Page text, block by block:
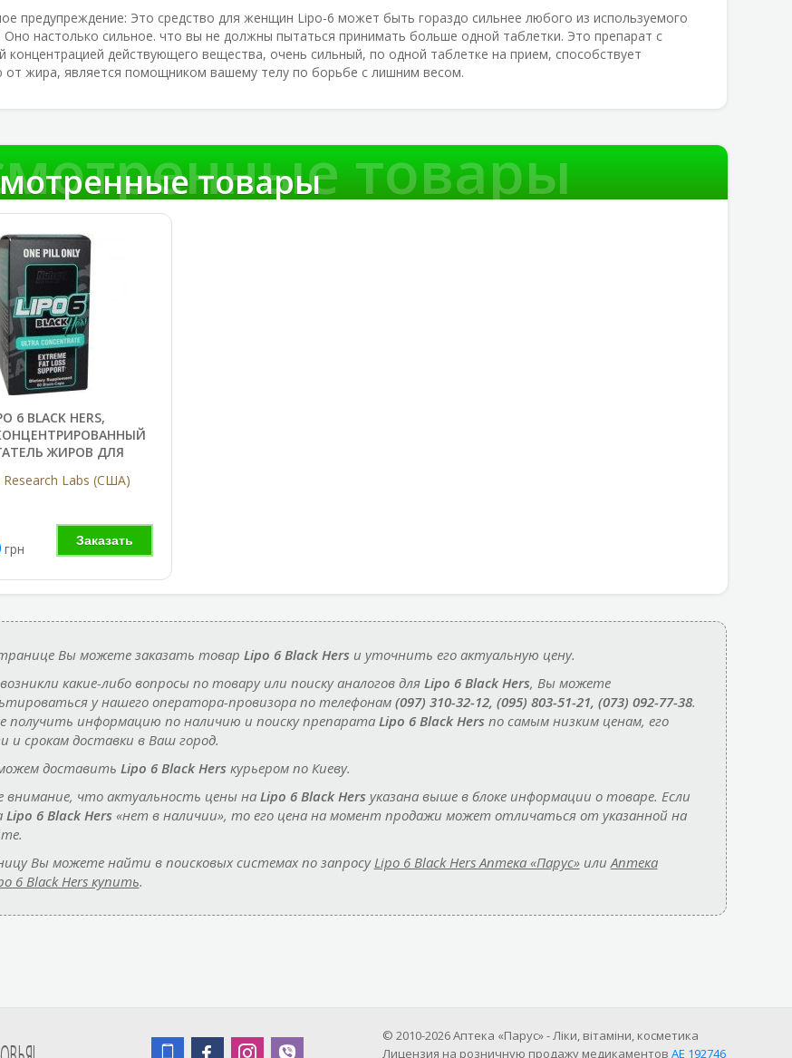
предупреждение: Это средство для женщин Lipo-6 может быть гораздо сильнее любого из используемого
Оно настолько сильное. что вы не должны пытаться принимать больше одной таблетки. Это препарат с
концентрацией действующего вещества, очень сильный, по одной таблетке на прием, способствует
от жира, является помощником вашему телу по борьбе с лишним весом.
товары
товары
6 BLACK HERS,
ЖИРОВ ДЛЯ
Research Labs (США)
Заказать
грн
Вы можете заказать товар Lipo 6 Black Hersи уточнить его актуальную цену.
какие-либо вопросы по товару или поиску аналогов для Lipo 6 Black Hers, Вы можете
у нашего оператора-провизора по телефонам (097) 310-32-12, (095) 803-51-21, (073) 092-77-38.
получить информацию по наличию и поиску препарата Lipo 6 Black Hersпо самым низким ценам, его
и срокам доставки в Ваш город.
доставить Lipo 6 Black Hersкурьером по Киеву.
что актуальность цены на Lipo 6 Black Hersуказана выше в блоке информации о товаре. Если
Lipo 6 Black Hers«нет в наличии», то его цена на момент продажи может отличаться от указанной на
Вы можете найти в поисковых системах по запросу Lipo 6 Black Hers Аптека «Парус»или Аптека
6 Black Hers купить.
© 2010-2026 Аптека «Парус» - Ліки, вітаміни, косметика
Лицензия на розничную продажу медикаментов АE 192746